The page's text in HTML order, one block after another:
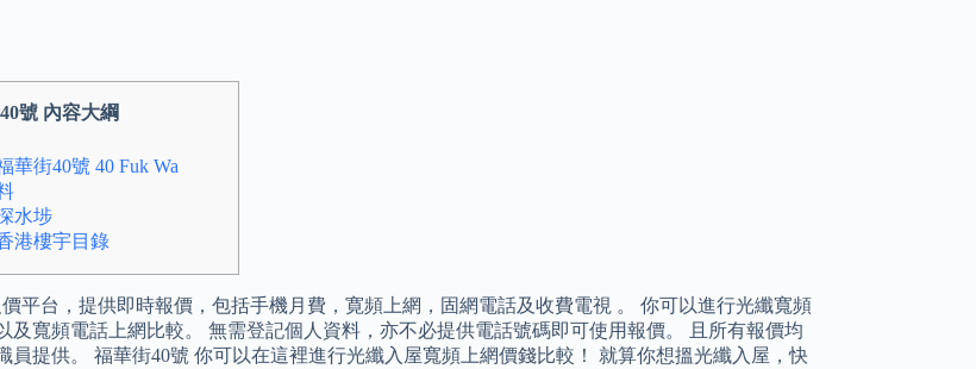
號 內容大綱
華街40號 40 Fuk Wa
水埗
港樓宇目錄
平台，提供即時報價，包括手機月費，寛頻上網，固網電話及收費電視 。 你可以進行光纖寬頻
及寬頻電話上網比較。 無需登記個人資料，亦不必提供電話號碼即可使用報價。 且所有報價均
員提供。 福華街40號 你可以在這裡進行光纖入屋寬頻上網價錢比較！ 就算你想搵光纖入屋，快